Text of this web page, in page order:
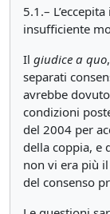
5.1.–
insufficiente
Il giudice a quo
separati
avrebbe
condizioni
del 2004 per
della coppia, e
non vi era più
del consenso